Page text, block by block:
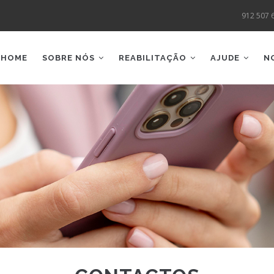
912 507
HOME SOBRE NÓS REABILITAÇÃO AJUDE